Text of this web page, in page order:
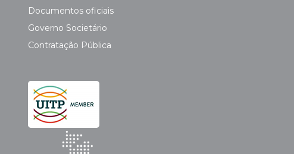
Documentos oficiais
Governo Societário
Contratação Pública